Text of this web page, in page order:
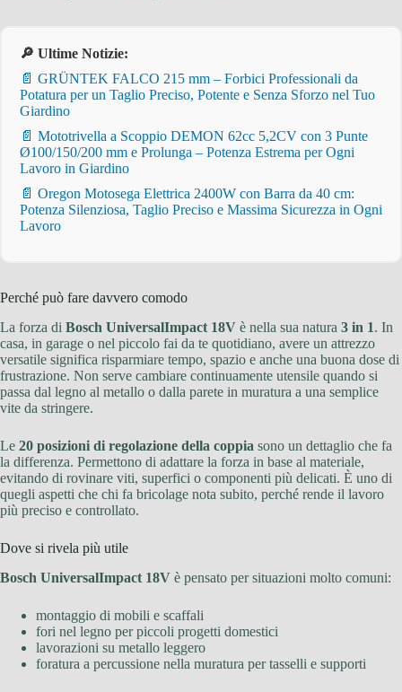
🔎 Ultime Notizie:
📄 GRÜNTEK FALCO 215 mm – Forbici Professionali da
Potatura per un Taglio Preciso, Potente e Senza Sforzo nel Tuo
Giardino
📄 Mototrivella a Scoppio DEMON 62cc 5,2CV con 3 Punte
Ø100/150/200 mm e Prolunga – Potenza Estrema per Ogni
Lavoro in Giardino
📄 Oregon Motosega Elettrica 2400W con Barra da 40 cm:
Potenza Silenziosa, Taglio Preciso e Massima Sicurezza in Ogni
Lavoro
Perché può fare davvero comodo
La forza di Bosch UniversalImpact 18V è nella sua natura 3 in 1. In
casa, in garage o nel piccolo fai da te quotidiano, avere un attrezzo
versatile significa risparmiare tempo, spazio e anche una buona dose di
frustrazione. Non serve cambiare continuamente utensile quando si
passa dal legno al metallo o dalla parete in muratura a una semplice
vite da stringere.
Le 20 posizioni di regolazione della coppia sono un dettaglio che fa
la differenza. Permettono di adattare la forza in base al materiale,
evitando di rovinare viti, superfici o componenti più delicati. È uno di
quegli aspetti che chi fa bricolage nota subito, perché rende il lavoro
più preciso e controllato.
Dove si rivela più utile
Bosch UniversalImpact 18V è pensato per situazioni molto comuni:
montaggio di mobili e scaffali
fori nel legno per piccoli progetti domestici
lavorazioni su metallo leggero
foratura a percussione nella muratura per tasselli e supporti